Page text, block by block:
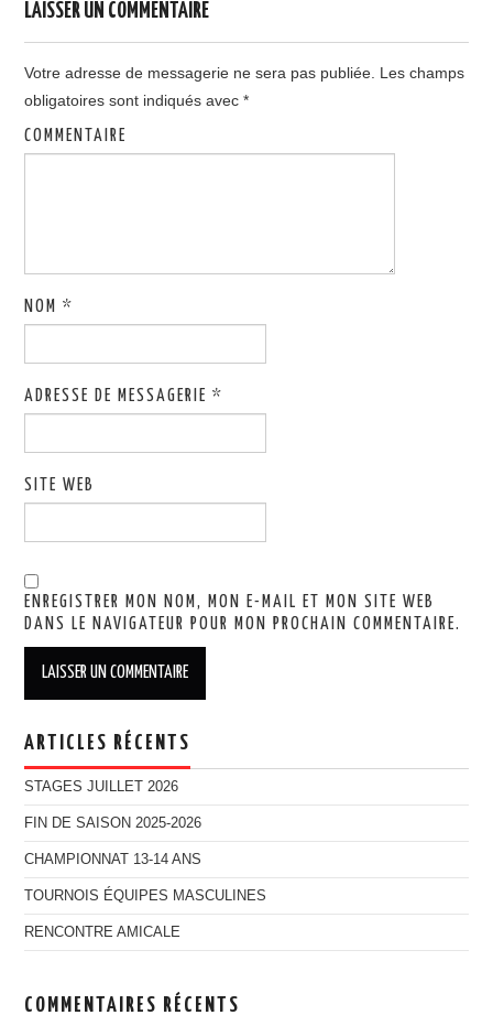
LAISSER UN COMMENTAIRE
Votre adresse de messagerie ne sera pas publiée. Les champs
obligatoires sont indiqués avec*
COMMENTAIRE
NOM*
ADRESSE DE MESSAGERIE*
SITE WEB
ENREGISTRER MON NOM, MON E-MAIL ET MON SITE WEB
DANS LE NAVIGATEUR POUR MON PROCHAIN COMMENTAIRE.
ARTICLES RÉCENTS
STAGES JUILLET 2026
FIN DE SAISON 2025-2026
CHAMPIONNAT 13-14 ANS
TOURNOIS ÉQUIPES MASCULINES
RENCONTRE AMICALE
COMMENTAIRES RÉCENTS